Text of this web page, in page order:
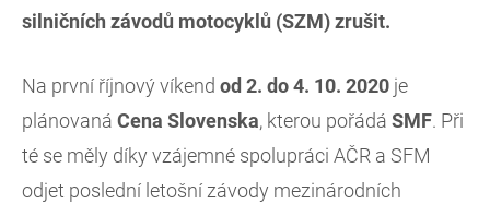
silničních závodů motocyklů (SZM) zrušit.
Na první říjnový víkend od 2. do 4. 10. 2020 je
plánovaná Cena Slovenska, kterou pořádá SMF. Při
té se měly díky vzájemné spolupráci AČR a SFM
odjet poslední letošní závody mezinárodních